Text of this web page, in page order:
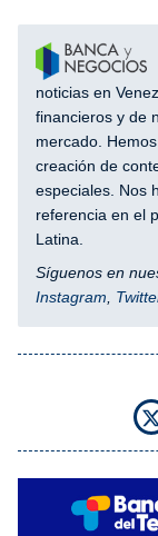
noticias en
financieros y de
mercado.
creación de
especiales. Nos
referencia en el
Latina.
Síguenos en
Instagram